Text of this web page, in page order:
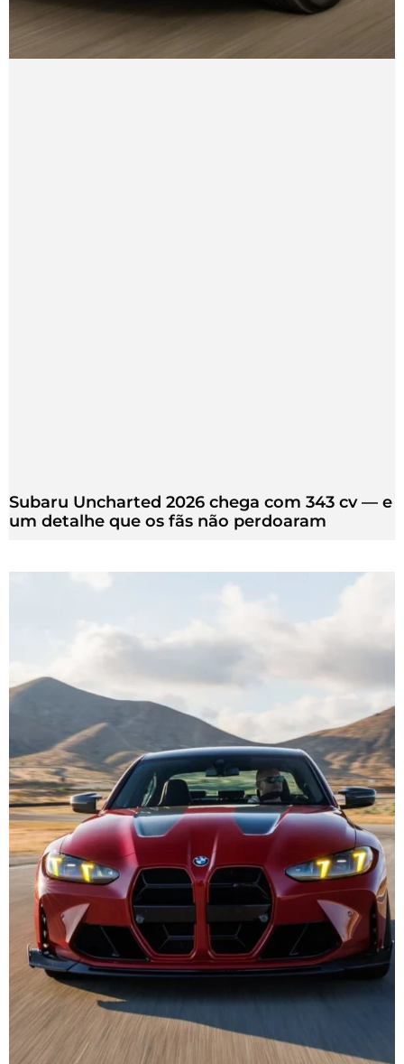
Subaru Uncharted 2026 chega com 343 cv — e
um detalhe que os fãs não perdoaram